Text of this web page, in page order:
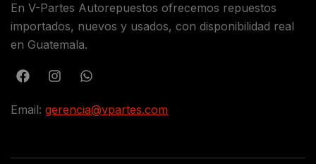
En V-Partes Autorepuestos ofrecemos repuestos
importados, nuevos y usados, con disponibilidad real
en Guatemala.
Email: gerencia@vpartes.com